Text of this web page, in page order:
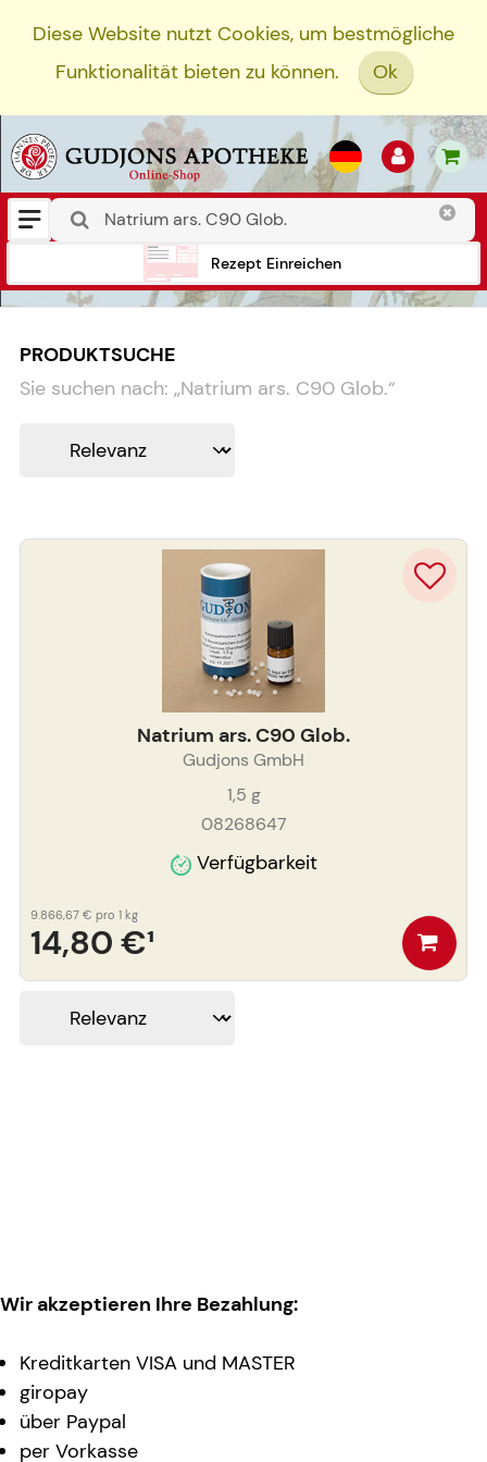
Diese Website nutzt Cookies, um bestmögliche
Funktionalität bieten zu können.
Ok
Rezept Einreichen
PRODUKTSUCHE
Sie suchen nach: „Natrium ars. C90 Glob.“
Natrium ars. C90 Glob.
Gudjons GmbH
1,5 g
08268647
Verfügbarkeit
14,80 €¹
9.866,67 € pro 1 kg
Wir akzeptieren Ihre Bezahlung:
Kreditkarten VISA und MASTER
giropay
über Paypal
per Vorkasse